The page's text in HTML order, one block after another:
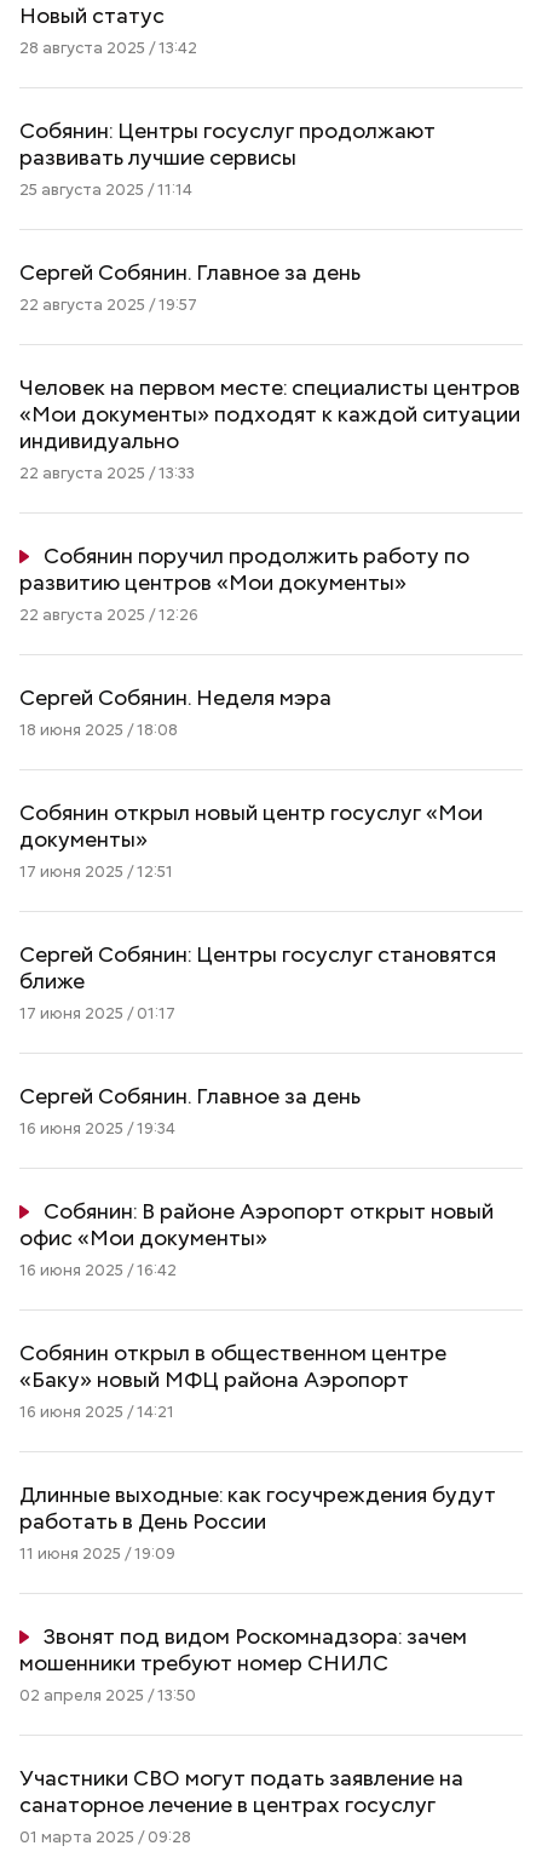
Новый статус
28 августа 2025 / 13:42
Собянин: Центры госуслуг продолжают
развивать лучшие сервисы
25 августа 2025 / 11:14
Сергей Собянин. Главное за день
22 августа 2025 / 19:57
Человек на первом месте: специалисты центров
«Мои документы» подходят к каждой ситуации
индивидуально
22 августа 2025 / 13:33
Собянин поручил продолжить работу по
развитию центров «Мои документы»
22 августа 2025 / 12:26
Сергей Собянин. Неделя мэра
18 июня 2025 / 18:08
Собянин открыл новый центр госуслуг «Мои
документы»
17 июня 2025 / 12:51
Сергей Собянин: Центры госуслуг становятся
ближе
17 июня 2025 / 01:17
Сергей Собянин. Главное за день
16 июня 2025 / 19:34
Собянин: В районе Аэропорт открыт новый
офис «Мои документы»
16 июня 2025 / 16:42
Собянин открыл в общественном центре
«Баку» новый МФЦ района Аэропорт
16 июня 2025 / 14:21
Длинные выходные: как госучреждения будут
работать в День России
11 июня 2025 / 19:09
Звонят под видом Роскомнадзора: зачем
мошенники требуют номер СНИЛС
02 апреля 2025 / 13:50
Участники СВО могут подать заявление на
санаторное лечение в центрах госуслуг
01 марта 2025 / 09:28